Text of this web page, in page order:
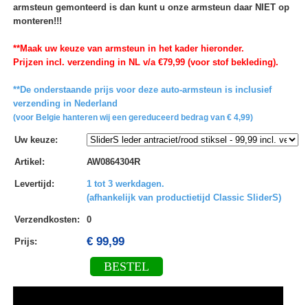
armsteun gemonteerd is dan kunt u onze armsteun daar NIET op
monteren!!!
**Maak uw keuze van armsteun in het kader hieronder.
Prijzen incl. verzending in NL v/a €79,99 (voor stof bekleding).
**De onderstaande prijs voor deze auto-armsteun is inclusief
verzending in Nederland
(voor Belgie hanteren wij een gereduceerd bedrag van € 4,99)
Uw keuze:
Artikel : AW0864304R
Levertijd :
1 tot 3 werkdagen.
(afhankelijk van productietijd Classic SliderS)
Verzendkosten: 0
Prijs: € 99,99
BESTEL